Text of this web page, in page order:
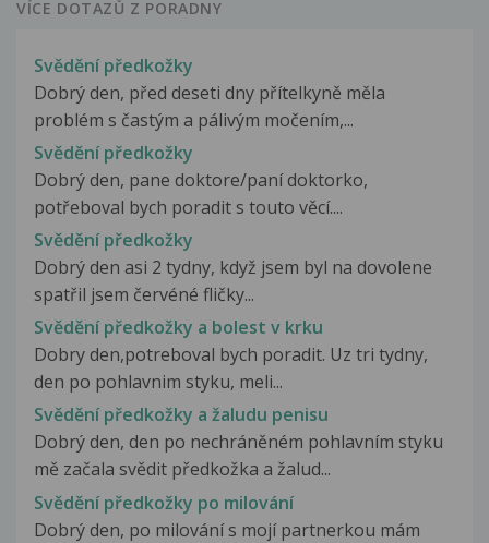
VÍCE DOTAZŮ Z PORADNY
Svědění předkožky
Dobrý den, před deseti dny přítelkyně měla
problém s častým a pálivým močením,...
Svědění předkožky
Dobrý den, pane doktore/paní doktorko,
potřeboval bych poradit s touto věcí....
Svědění předkožky
Dobrý den asi 2 tydny, když jsem byl na dovolene
spatřil jsem červéné fličky...
Svědění předkožky a bolest v krku
Dobry den,potreboval bych poradit. Uz tri tydny,
den po pohlavnim styku, meli...
Svědění předkožky a žaludu penisu
Dobrý den, den po nechráněném pohlavním styku
mě začala svědit předkožka a žalud...
Svědění předkožky po milování
Dobrý den, po milování s mojí partnerkou mám